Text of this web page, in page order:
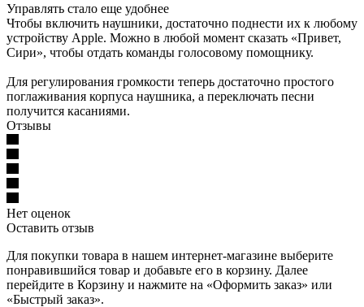
Управлять стало еще удобнее
Чтобы включить наушники, достаточно поднести их к любому
устройству Apple. Можно в любой момент сказать «Привет,
Сири», чтобы отдать команды голосовому помощнику.
Для регулирования громкости теперь достаточно простого
поглаживания корпуса наушника, а переключать песни
получится касаниями.
Отзывы
Нет оценок
Оставить отзыв
Для покупки товара в нашем интернет-магазине выберите
понравившийся товар и добавьте его в корзину. Далее
перейдите в Корзину и нажмите на «Оформить заказ» или
«Быстрый заказ».